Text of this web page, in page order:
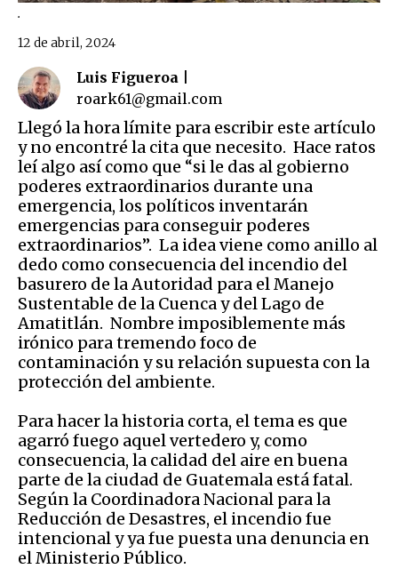
.
Luis Figueroa |
roark61@gmail.com
12 de abril, 2024
Llegó la hora límite para escribir este artículo
y no encontré la cita que necesito. Hace ratos
leí algo así como que “si le das al gobierno
poderes extraordinarios durante una
emergencia, los políticos inventarán
emergencias para conseguir poderes
extraordinarios”. La idea viene como anillo al
dedo como consecuencia del incendio del
basurero de la Autoridad para el Manejo
Sustentable de la Cuenca y del Lago de
Amatitlán. Nombre imposiblemente más
irónico para tremendo foco de
contaminación y su relación supuesta con la
protección del ambiente.
Para hacer la historia corta, el tema es que
agarró fuego aquel vertedero y, como
consecuencia, la calidad del aire en buena
parte de la ciudad de Guatemala está fatal.
Según la Coordinadora Nacional para la
Reducción de Desastres, el incendio fue
intencional y ya fue puesta una denuncia en
el Ministerio Público.